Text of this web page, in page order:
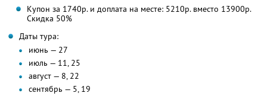
Купон за 1740р. и доплата на месте: 5210р. вместо 13900р.
Скидка 50%
Даты тура:
июнь — 27
июль — 11, 25
август — 8, 22
сентябрь — 5, 19